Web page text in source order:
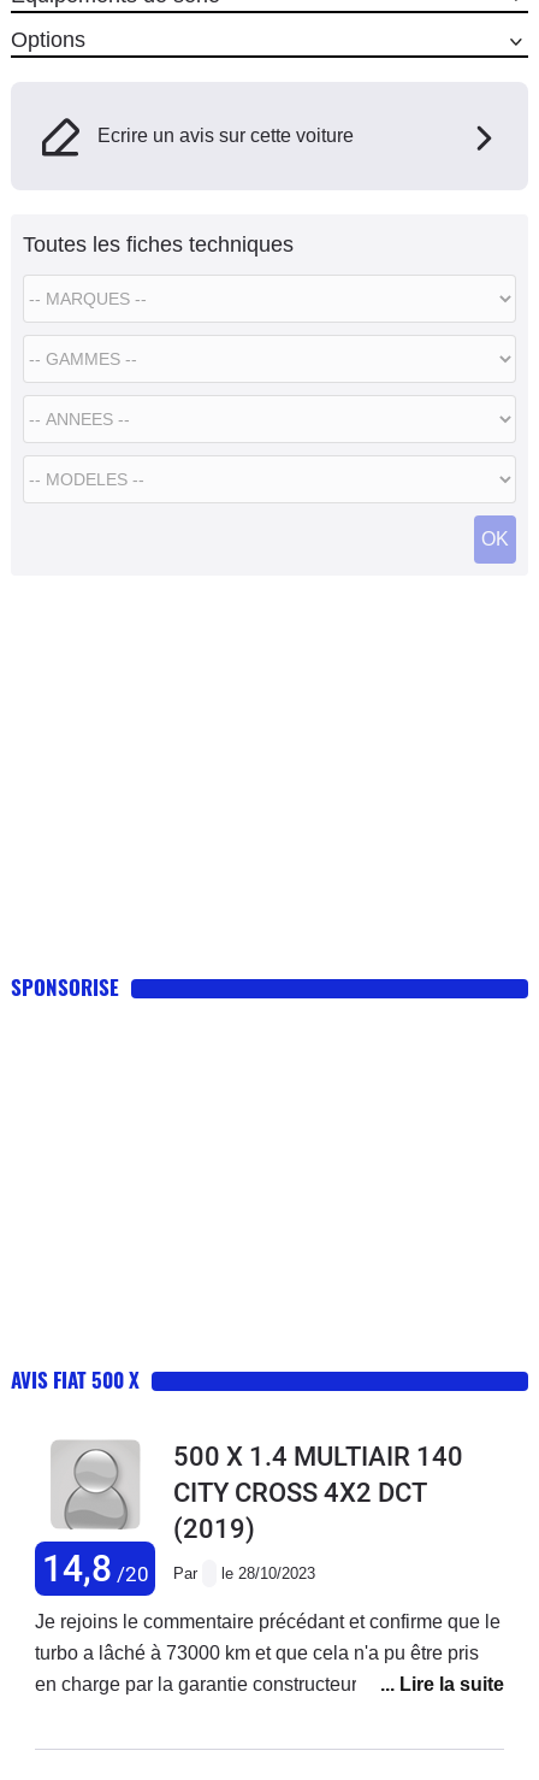
Options
Ecrire un avis sur cette voiture
Toutes les fiches techniques
SPONSORISE
AVIS FIAT 500 X
14,8 /20
500 X 1.4 MULTIAIR 140
CITY CROSS 4X2 DCT
(2019)
Par le 28/10/2023
Je rejoins le commentaire précédant et confirme que le
turbo a lâché à 73000 km et que cela n'a pu être pris
en charge par la garantie constructeur ! Je précise que
réparations ! Ma voiture est d'ailleurs en vente. Je ne